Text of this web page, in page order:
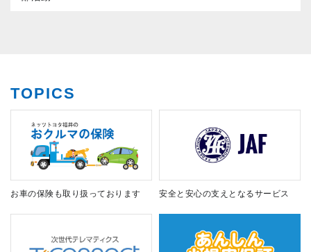
TOPICS
お車の保険も取り扱っております 安全と安心の支えとなるサービス